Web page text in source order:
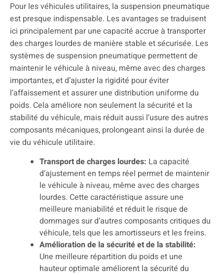
Pour les véhicules utilitaires, la suspension pneumatique
est presque indispensable. Les avantages se traduisent
ici principalement par une capacité accrue à transporter
des charges lourdes de manière stable et sécurisée. Les
systèmes de suspension pneumatique permettent de
maintenir le véhicule à niveau, même avec des charges
importantes, et d’ajuster la rigidité pour éviter
l’affaissement et assurer une distribution uniforme du
poids. Cela améliore non seulement la sécurité et la
stabilité du véhicule, mais réduit aussi l’usure des autres
composants mécaniques, prolongeant ainsi la durée de
vie du véhicule utilitaire.
Transport de charges lourdes: La capacité
d’ajustement en temps réel permet de maintenir
le véhicule à niveau, même avec des charges
lourdes. Cette caractéristique assure une
meilleure maniabilité et réduit le risque de
dommages sur d’autres composants critiques du
véhicule, tels que les amortisseurs et les freins.
Amélioration de la sécurité et de la stabilité:
Une meilleure répartition du poids et une
hauteur optimale améliorent la sécurité du